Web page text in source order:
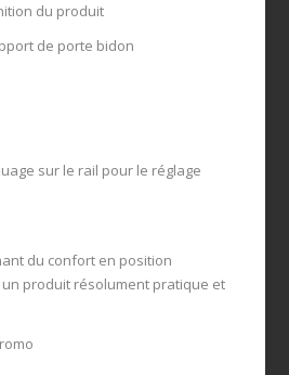
du produit
de porte bidon
sur le rail pour le réglage
du confort en position
produit résolument pratique et